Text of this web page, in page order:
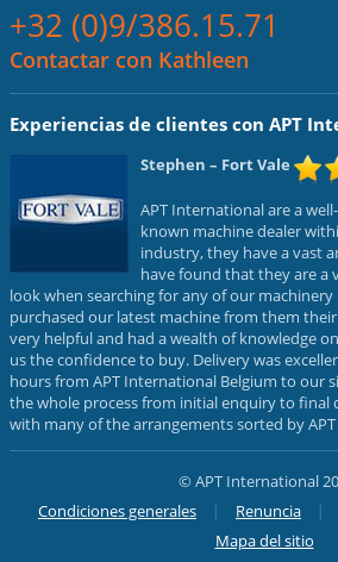
+32 (0)9/386.15.71
Contactar con Kathleen
Experiencias de clientes con APT
Stephen – Fort Vale
APT International are a
known machine dealer
industry, they have a vast
have found that they are a
look when searching for any of our
purchased our latest machine from them
very helpful and had a wealth of knowledge
us the confidence to buy. Delivery was
hours from APT International Belgium to our
the whole process from initial enquiry to final
with many of the arrangements sorted by
© APT International
Condiciones generales
Renuncia
Mapa del sitio